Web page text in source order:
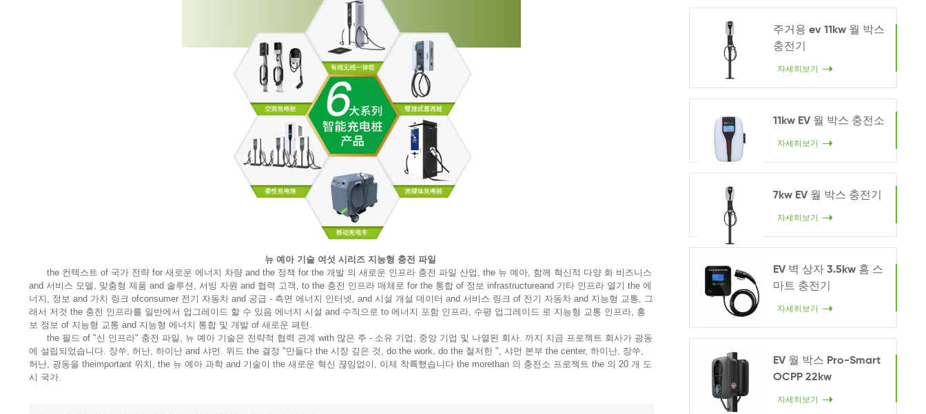
주거용 ev 11kw 월 박스
충전기
자세히보기
11kw EV 월 박스 충전소
자세히보기
7kw EV 월 박스 충전기
자세히보기
EV 벽 상자 3.5kw 홈 스
마트 충전기
자세히보기
EV 월 박스 Pro-Smart
OCPP 22kw
자세히보기
뉴 예아 기술 여섯 시리즈 지능형 충전 파일
the 컨텍스트 of 국가 전략 for 새로운 에너지 차량 and the 정책 for the 개발 의 새로운 인프라 충전 파일 산업, the 뉴 예아, 함께 혁신적 다양 화 비즈니스
and 서비스 모델, 맞춤형 제품 and 솔루션, 서빙 자원 and 협력 고객, to the 충전 인프라 매체로 for the 통합 of 정보 infrastructureand 기타 인프라 열기 the 에
너지, 정보 and 가치 링크 ofconsumer 전기 자동차 and 공급 - 측면 에너지 인터넷, and 시설 개설 데이터 and 서비스 링크 of 전기 자동차 and 지능형 교통, 그
래서 저것 the 충전 인프라를 일반에서 업그레이드 할 수 있음 에너지 시설 and 수직으로 to 에너지 포함 인프라, 수평 업그레이드 로 지능형 교통 인프라, 홍
보 정보 of 지능형 교통 and 지능형 에너지 통합 및 개발 of 새로운 패턴.
the 필드 of "신 인프라" 충전 파일, 뉴 예아 기술은 전략적 협력 관계 with 많은 주 - 소유 기업, 중앙 기업 및 나열된 회사. 까지 지금 프로젝트 회사가 광동
에 설립되었습니다. 장쑤, 허난, 하이난 and 샤먼. 위드 the 결정 "만들다 the 시장 깊은 것, do the work, do the 철저한 ", 샤먼 본부 the center, 하이난, 장쑤,
허난, 광동을 theimportant 위치, the 뉴 예아 과학 and 기술이 the 새로운 혁신 끊임없이, 이제 착륙했습니다 the morethan 의 충전소 프로젝트 the 의 20 개 도
시 국가.